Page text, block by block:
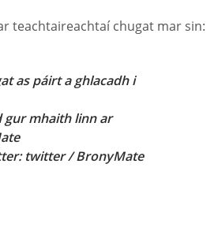
teachtaireachtaí chugat mar sin:
as páirt a ghlacadh i
gur mhaith linn ar
twitter / BronyMate